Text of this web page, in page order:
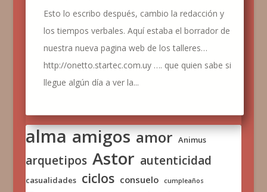
Esto lo escribo después, cambio la redacción y
los tiempos verbales. Aquí estaba el borrador de
nuestra nueva pagina web de los talleres…
http://onetto.startec.com.uy …. que quien sabe si
llegue algún día a ver la...
alma amigos amor Animus
arquetipos Astor autenticidad
casualidades ciclos consuelo cumpleaños